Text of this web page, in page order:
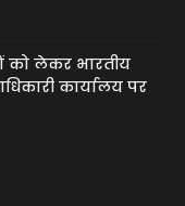
को लेकर भारतीय
कार्यालय पर